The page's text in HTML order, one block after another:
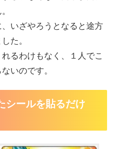
いざやろうとなると途方
た。
るわけもなく、１人でこ
いのです。
シールを貼るだけ